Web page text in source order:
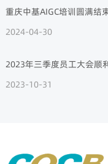
重庆中基AIGC培训圆满结
2024-04-30
2023年三季度员工大会顺
2023-10-31